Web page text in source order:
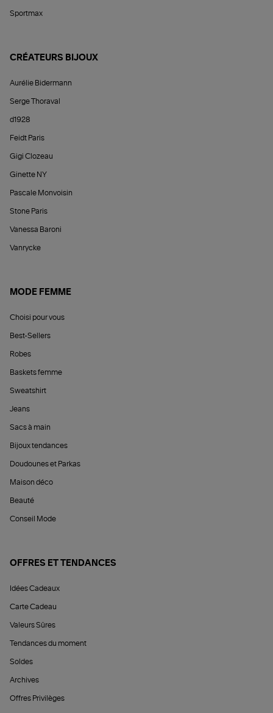
Sportmax
CRÉATEURS BIJOUX
Aurélie Bidermann
Serge Thoraval
d1928
Feidt Paris
Gigi Clozeau
Ginette NY
Pascale Monvoisin
Stone Paris
Vanessa Baroni
Vanrycke
MODE FEMME
Choisi pour vous
Best-Sellers
Robes
Baskets femme
Sweatshirt
Jeans
Sacs à main
Bijoux tendances
Doudounes et Parkas
Maison déco
Beauté
Conseil Mode
OFFRES ET TENDANCES
Idées Cadeaux
Carte Cadeau
Valeurs Sûres
Tendances du moment
Soldes
Archives
Offres Privilèges